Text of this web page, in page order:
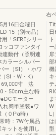
16日金曜日
15（別売品）
「SEREシリー
ッコファンタイ
連動付（照明連
ラーシルバー
ー（SⅠ）・ホワ
SI・W・K）
寸 法
・50cm主な特
モーター
れ簡単塗装●ワ
０Pa時）
時：7W付属品
ットを使用し
右
日
ー
扉
部
機
キ
テ
W
L
は
型